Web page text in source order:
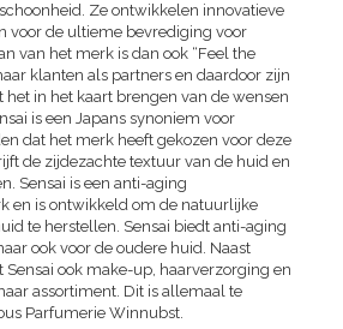
Ze ontwikkelen innovatieve
voor de ultieme bevrediging voor
van het merk is dan ook “Feel the
klanten als partners en daardoor zijn
het in het kaart brengen van de wensen
is een Japans synoniem voor
dat het merk heeft gekozen voor deze
de zijdezachte textuur van de huid en
Sensai is een anti-aging
en is ontwikkeld om de natuurlijke
te herstellen. Sensai biedt anti-aging
ook voor de oudere huid. Naast
ook make-up, haarverzorging en
assortiment. Dit is allemaal te
Parfumerie Winnubst.